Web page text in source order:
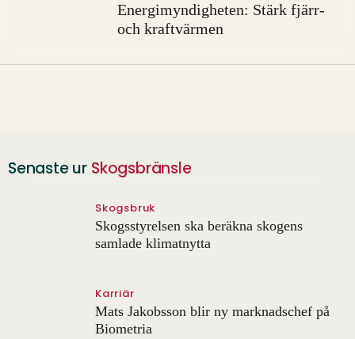
Energimyndigheten: Stärk fjärr-
och kraftvärmen
Senaste ur Skogsbränsle
Skogsbruk
Skogsstyrelsen ska beräkna skogens
samlade klimatnytta
Karriär
Mats Jakobsson blir ny marknadschef på
Biometria